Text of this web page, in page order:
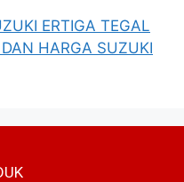
ERTIGA TEGAL
HARGA SUZUKI